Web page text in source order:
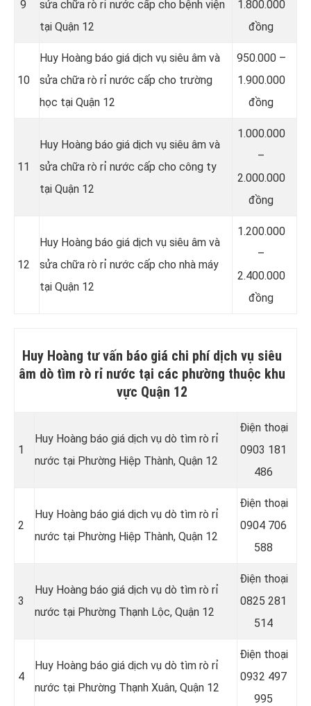
9
sửa chữa rò rỉ nước cấp cho bệnh viện
tại Quận 12
1.800.000
đồng
10
Huy Hoàng báo giá dịch vụ siêu âm và
sửa chữa rò rỉ nước cấp cho trường
học tại Quận 12
950.000 –
1.900.000
đồng
11
Huy Hoàng báo giá dịch vụ siêu âm và
sửa chữa rò rỉ nước cấp cho công ty
tại Quận 12
1.000.000
–
2.000.000
đồng
12
Huy Hoàng báo giá dịch vụ siêu âm và
sửa chữa rò rỉ nước cấp cho nhà máy
tại Quận 12
1.200.000
–
2.400.000
đồng
Huy Hoàng tư vấn báo giá chi phí dịch vụ siêu
âm dò tìm rò rỉ nước tại các phường thuộc khu
vực Quận 12
1
Huy Hoàng báo giá dịch vụ dò tìm rò rỉ
nước tại Phường Hiệp Thành, Quận 12
Điện thoại
0903 181
486
2
Huy Hoàng báo giá dịch vụ dò tìm rò rỉ
nước tại Phường Hiệp Thành, Quận 12
Điện thoại
0904 706
588
3
Huy Hoàng báo giá dịch vụ dò tìm rò rỉ
nước tại Phường Thạnh Lộc, Quận 12
Điện thoại
0825 281
514
4
Huy Hoàng báo giá dịch vụ dò tìm rò rỉ
nước tại Phường Thạnh Xuân, Quận 12
Điện thoại
0932 497
995